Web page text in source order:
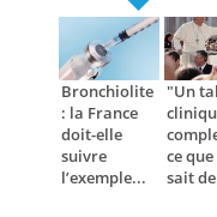
Bronchiolite
: la France
doit-elle
suivre
l’exemple...
"Un
ce que
sait